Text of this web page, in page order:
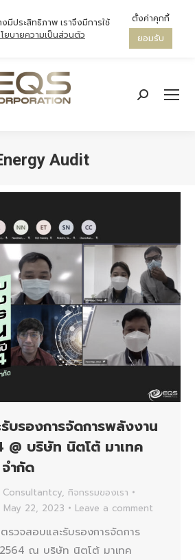
Search:
Audit
บรองการจัดการพลังงาน
@ บริษัท นิตโต้ มาเทค
ำกัด
Consultantcy, กิจกรรมของเรา
May 22, 2023 Leave a comment
รวจสอบและรับรองการจัดการ
ณ บริษัท นิตโต้ มาเทค
มีประสิทธิภาพ เราจึงมีการใช้
ยบายความเป็นส่วนตัว
ตั้งค่าคุกกี้
ยอมรับ